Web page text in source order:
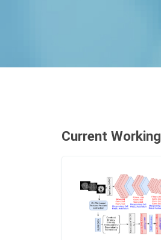
Current Working